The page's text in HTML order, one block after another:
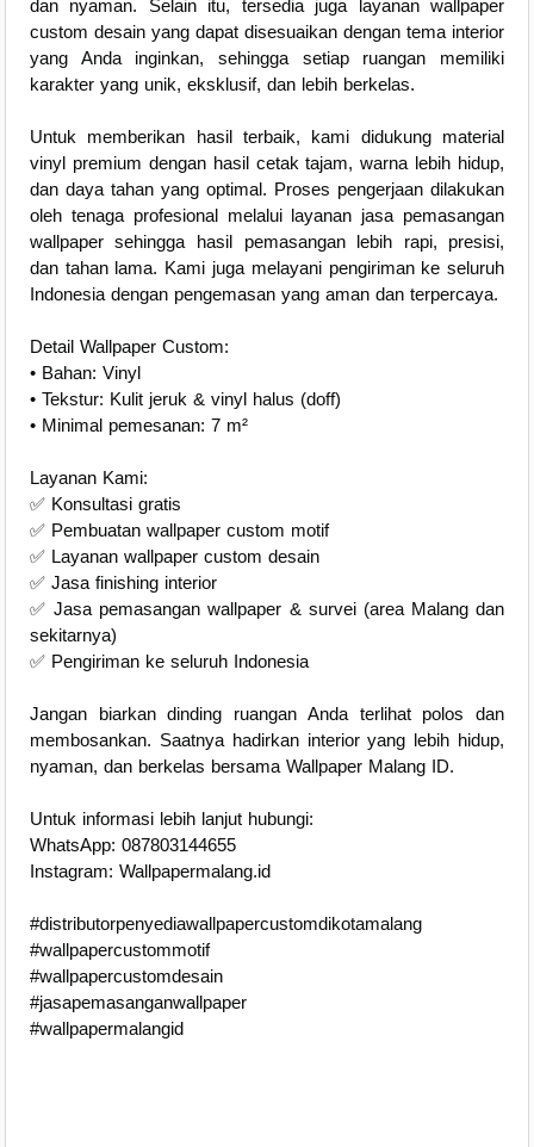
dan nyaman. Selain itu, tersedia juga layanan wallpaper
custom desain yang dapat disesuaikan dengan tema interior
yang Anda inginkan, sehingga setiap ruangan memiliki
karakter yang unik, eksklusif, dan lebih berkelas.
Untuk memberikan hasil terbaik, kami didukung material
vinyl premium dengan hasil cetak tajam, warna lebih hidup,
dan daya tahan yang optimal. Proses pengerjaan dilakukan
oleh tenaga profesional melalui layanan jasa pemasangan
wallpaper sehingga hasil pemasangan lebih rapi, presisi,
dan tahan lama. Kami juga melayani pengiriman ke seluruh
Indonesia dengan pengemasan yang aman dan terpercaya.
Detail Wallpaper Custom:
• Bahan: Vinyl
• Tekstur: Kulit jeruk & vinyl halus (doff)
• Minimal pemesanan: 7 m²
Layanan Kami:
✅ Konsultasi gratis
✅ Pembuatan wallpaper custom motif
✅ Layanan wallpaper custom desain
✅ Jasa finishing interior
✅ Jasa pemasangan wallpaper & survei (area Malang dan
sekitarnya)
✅ Pengiriman ke seluruh Indonesia
Jangan biarkan dinding ruangan Anda terlihat polos dan
membosankan. Saatnya hadirkan interior yang lebih hidup,
nyaman, dan berkelas bersama Wallpaper Malang ID.
Untuk informasi lebih lanjut hubungi:
WhatsApp: 087803144655
Instagram: Wallpapermalang.id
#distributorpenyediawallpapercustomdikotamalang
#wallpapercustommotif
#wallpapercustomdesain
#jasapemasanganwallpaper
#wallpapermalangid